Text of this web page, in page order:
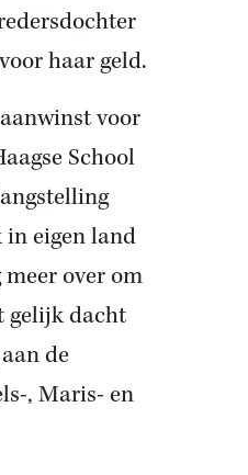
haar geld.
voor
School
in eigen land
over om
gelijk dacht
de
, Maris- en